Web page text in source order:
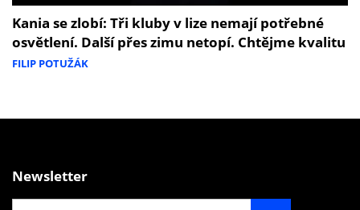
Kania se zlobí: Tři kluby v lize nemají potřebné
osvětlení. Další přes zimu netopí. Chtějme kvalitu
FILIP POTUŽÁK
Newsletter